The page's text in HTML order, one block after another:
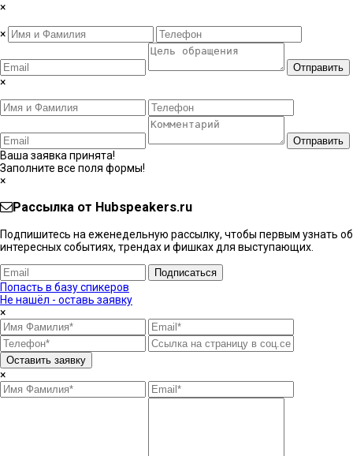
×
×
Отправить
×
Отправить
Ваша заявка принята!
Заполните все поля формы!
×
Рассылка от Hubspeakers.ru
Подпишитесь на еженедельную рассылку, чтобы первым узнать об
интересных событиях, трендах и фишках ​для выступающих.
Подписаться
Попасть в базу спикеров
Не нашёл - оставь заявку
×
Оставить заявку
×